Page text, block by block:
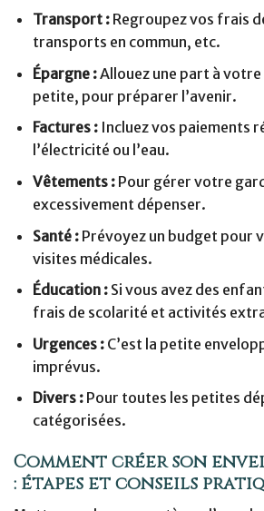
Transport :Regroupez vos frais
transports en commun, etc.
Épargne :Allouez une part à votre
petite, pour préparer l’avenir.
Factures :Incluez vos paiements
l’électricité ou l’eau.
Vêtements :Pour gérer votre
excessivement dépenser.
Santé :Prévoyez un budget pour
visites médicales.
Éducation :Si vous avez des
frais de scolarité et activités
Urgences :C’est la petite
imprévus.
Divers :Pour toutes les petites
catégorisées.
Comment créer son
: étapes et conseils